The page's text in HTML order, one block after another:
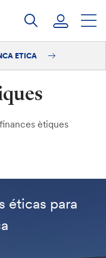
ETICA
ètiques
éticas para